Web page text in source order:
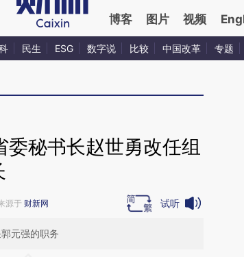
博客 图片 视频
民生 ESG 数字说 比较 中国改革 专题
委秘书长赵世勇改任组
源于 财新网 试听
元强的职务